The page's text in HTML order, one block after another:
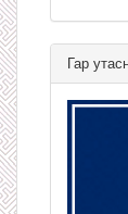
Гар